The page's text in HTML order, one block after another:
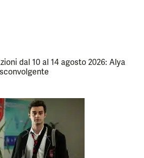
dal 10 al 14 agosto 2026: Alya